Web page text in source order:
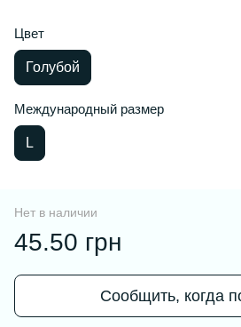
Цвет
Голубой
Международный размер
L
Нет в наличии
45.50 грн
Сообщить, когда